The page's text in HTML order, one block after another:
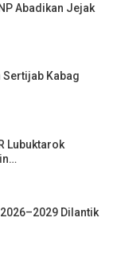
Abadikan Jejak
Kabag
Lubuktarok
Dilantik